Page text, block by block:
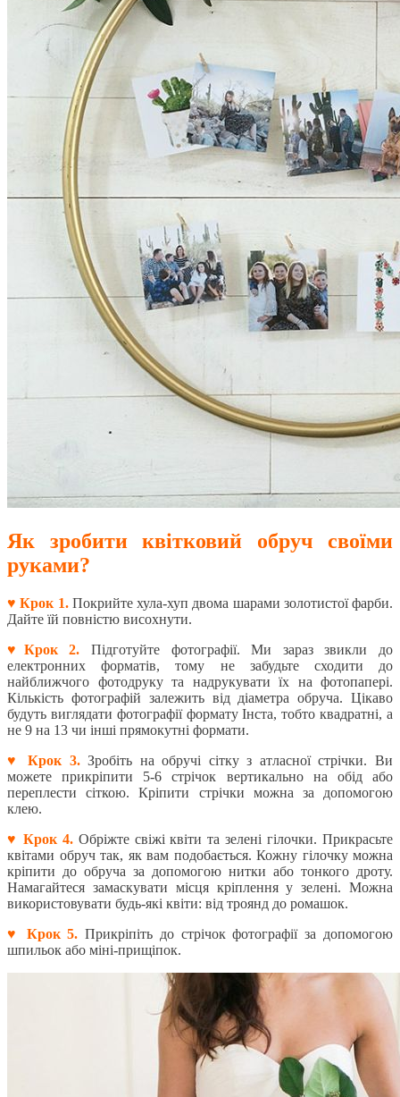
Як зробити квітковий обруч своїми
руками?
♥ Крок 1.Покрийте хула-хуп двома шарами золотистої фарби.
Дайте їй повністю висохнути.
♥Крок 2. Підготуйте фотографії. Ми зараз звикли до
електронних форматів, тому не забудьте сходити до
найближчого фотодруку та надрукувати їх на фотопапері.
Кількість фотографій залежить від діаметра обруча. Цікаво
будуть виглядати фотографії формату Інста, тобто квадратні, а
не 9 на 13 чи інші прямокутні формати.
♥ Крок 3.Зробіть на обручі сітку з атласної стрічки. Ви
можете прикріпити 5-6 стрічок вертикально на обід або
переплести сіткою. Кріпити стрічки можна за допомогою
клею.
♥ Крок 4.Обріжте свіжі квіти та зелені гілочки. Прикрасьте
квітами обруч так, як вам подобається. Кожну гілочку можна
кріпити до обруча за допомогою нитки або тонкого дроту.
Намагайтеся замаскувати місця кріплення у зелені. Можна
використовувати будь-які квіти: від троянд до ромашок.
♥ Крок 5. Прикріпіть до стрічок фотографії за допомогою
шпильок або міні-прищіпок.